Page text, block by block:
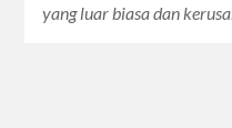
yang luar biasa dan